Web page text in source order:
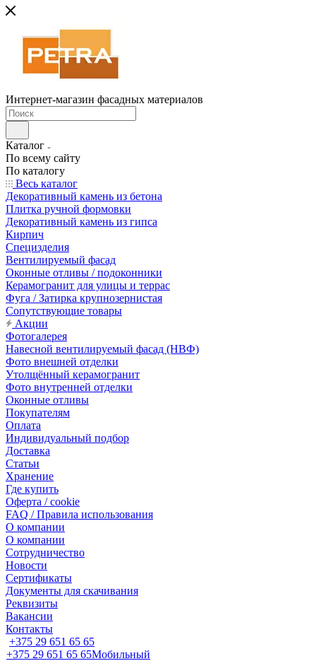
Интернет-магазин фасадных материалов
Каталог
По всему сайту
По каталогу
Весь каталог
Декоративный камень из бетона
Плитка ручной формовки
Декоративный камень из гипса
Кирпич
Специзделия
Вентилируемый фасад
Оконные отливы / подоконники
Керамогранит для улицы и террас
Фуга / Затирка крупнозернистая
Сопутствующие товары
Акции
Фотогалерея
Навесной вентилируемый фасад (НВФ)
Фото внешней отделки
Утолщённый керамогранит
Фото внутренней отделки
Оконные отливы
Покупателям
Оплата
Индивидуальный подбор
Доставка
Статьи
Хранение
Где купить
Оферта / cookie
FAQ / Правила использования
О компании
О компании
Сотрудничество
Новости
Сертификаты
Документы для скачивания
Реквизиты
Вакансии
Контакты
+375 29 651 65 65
+375 29 651 65 65Мобильный